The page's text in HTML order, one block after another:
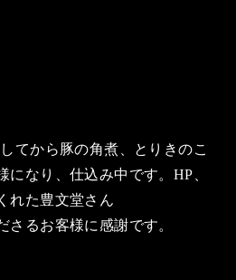
てから豚の角煮、とりきのこ
になり、仕込み中です。HP、
れた豊文堂さん
さるお客様に感謝です。